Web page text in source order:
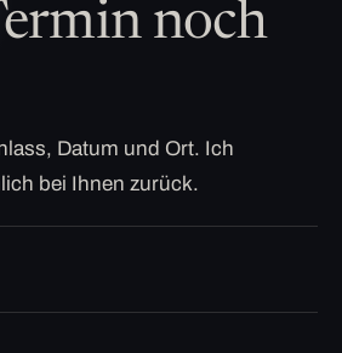
noch
Datum und Ort. Ich
bei Ihnen zurück.